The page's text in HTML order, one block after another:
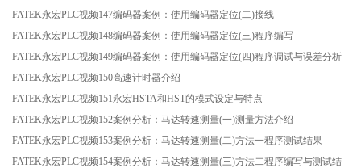
FATEK永宏PLC视频147编码器案例：使用编码器定位(二)接线
FATEK永宏PLC视频148编码器案例：使用编码器定位(三)程序编写
FATEK永宏PLC视频149编码器案例：使用编码器定位(四)程序调试与误差分析
FATEK永宏PLC视频150高速计时器介绍
FATEK永宏PLC视频151永宏HSTA和HST的模式设定与特点
FATEK永宏PLC视频152案例分析：马达转速测量(一)测量方法介绍
FATEK永宏PLC视频153案例分析：马达转速测量(二)方法一程序测试结果
FATEK永宏PLC视频154案例分析：马达转速测量(三)方法二程序编写与测试结